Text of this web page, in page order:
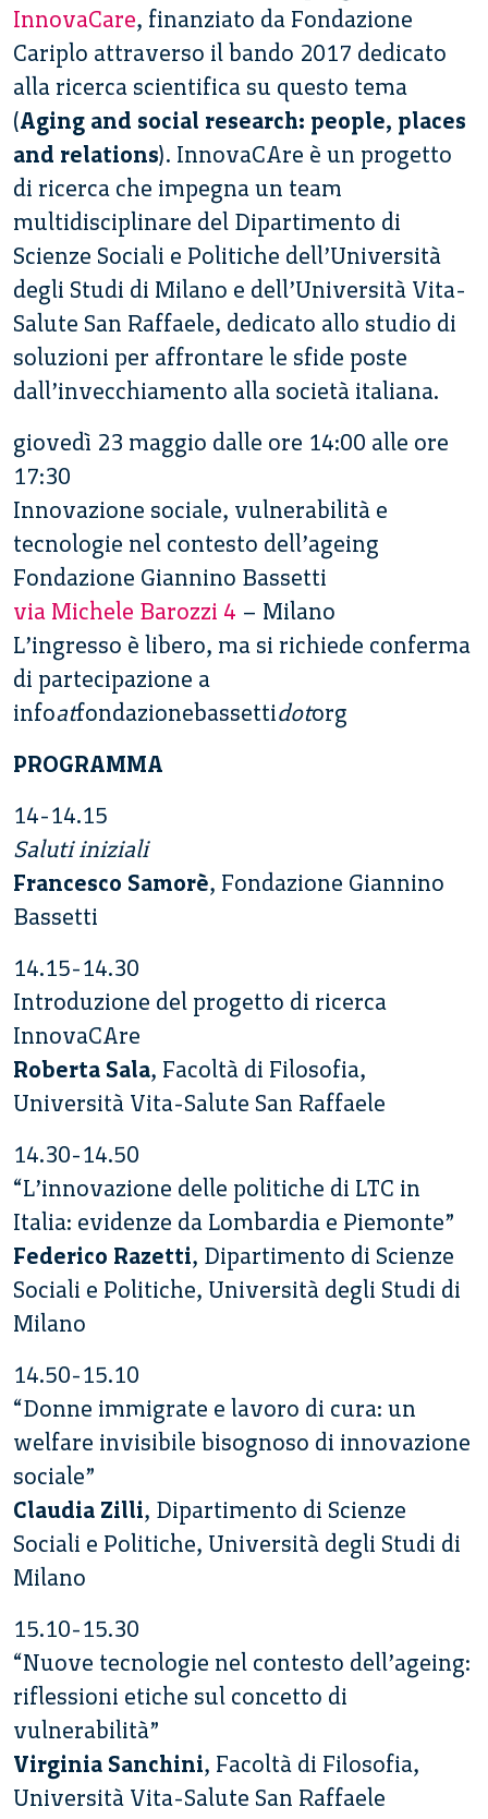
InnovaCare, finanziato da Fondazione
Cariplo attraverso il bando 2017 dedicato
alla ricerca scientifica su questo tema
(Aging and social research: people, places
and relations). InnovaCAre è un progetto
di ricerca che impegna un team
multidisciplinare del Dipartimento di
Scienze Sociali e Politiche dell’Università
degli Studi di Milano e dell’Università Vita-
Salute San Raffaele, dedicato allo studio di
soluzioni per affrontare le sfide poste
dall’invecchiamento alla società italiana.
giovedì 23 maggio dalle ore 14:00 alle ore
17:30
Innovazione sociale, vulnerabilità e
tecnologie nel contesto dell’ageing
Fondazione Giannino Bassetti
via Michele Barozzi 4 – Milano
L’ingresso è libero, ma si richiede conferma
di partecipazione a
infoatfondazionebassettidotorg
PROGRAMMA
14-14.15
Saluti iniziali
Francesco Samorè, Fondazione Giannino
Bassetti
14.15-14.30
Introduzione del progetto di ricerca
InnovaCAre
Roberta Sala, Facoltà di Filosofia,
Università Vita-Salute San Raffaele
14.30-14.50
“L’innovazione delle politiche di LTC in
Italia: evidenze da Lombardia e Piemonte”
Federico Razetti, Dipartimento di Scienze
Sociali e Politiche, Università degli Studi di
Milano
14.50-15.10
“Donne immigrate e lavoro di cura: un
welfare invisibile bisognoso di innovazione
sociale”
Claudia Zilli, Dipartimento di Scienze
Sociali e Politiche, Università degli Studi di
Milano
15.10-15.30
“Nuove tecnologie nel contesto dell’ageing:
riflessioni etiche sul concetto di
vulnerabilità”
Virginia Sanchini, Facoltà di Filosofia,
Università Vita-Salute San Raffaele